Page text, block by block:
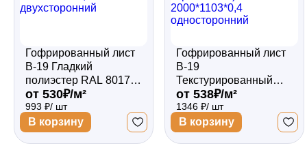
Гофрированный лист
В-19 Гладкий
полиэстер RAL 8017
(Шоколадно-
коричневый)
1500*1103*0,45
двухсторонний
от 530₽/м²
993 ₽/ шт
В корзину
Гофрированный лист
В-19
Текстурированный
полиэстер RAL 8017
(Шоколадно-
коричневый)
2000*1103*0,4
от 538₽/м²
1346 ₽/ шт
В корзину